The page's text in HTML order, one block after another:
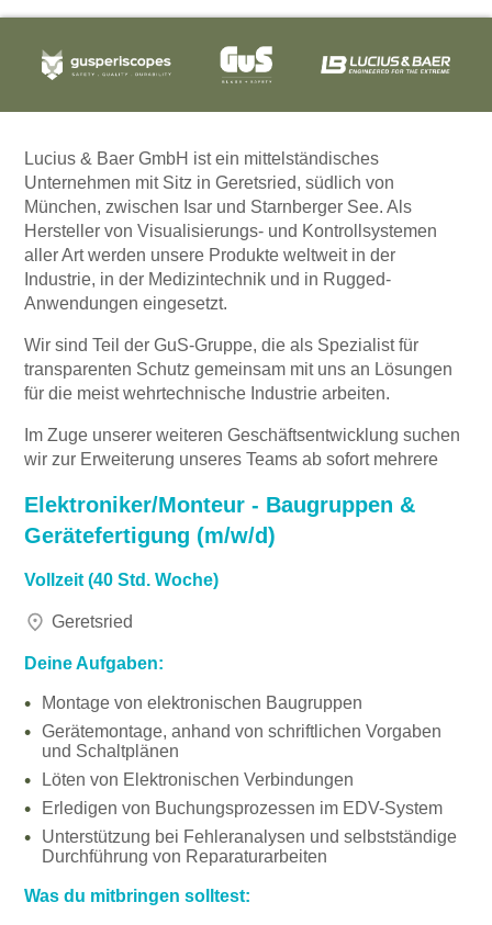
Lucius & Baer GmbH ist ein mittelständisches
Unternehmen mit Sitz in Geretsried, südlich von
München, zwischen Isar und Starnberger See. Als
Hersteller von Visualisierungs- und Kontrollsystemen
aller Art werden unsere Produkte weltweit in der
Industrie, in der Medizintechnik und in Rugged-
Anwendungen eingesetzt.
Wir sind Teil der GuS-Gruppe, die als Spezialist für
transparenten Schutz gemeinsam mit uns an Lösungen
für die meist wehrtechnische Industrie arbeiten.
Im Zuge unserer weiteren Geschäftsentwicklung suchen
wir zur Erweiterung unseres Teams ab sofort mehrere
Elektroniker/Monteur - Baugruppen &
Gerätefertigung (m/w/d)
Vollzeit (40 Std. Woche)
Geretsried
Deine Aufgaben:
Montage von elektronischen Baugruppen
Gerätemontage, anhand von schriftlichen Vorgaben
und Schaltplänen
Löten von Elektronischen Verbindungen
Erledigen von Buchungsprozessen im EDV-System
Unterstützung bei Fehleranalysen und selbstständige
Durchführung von Reparaturarbeiten
Was du mitbringen solltest: